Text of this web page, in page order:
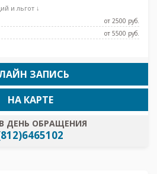
и льгот ↓
от 2500 pуб.
от 5500 pуб.
ЗАПИСЬ
ДЕНЬ ОБРАЩЕНИЯ
НА КАРТЕ